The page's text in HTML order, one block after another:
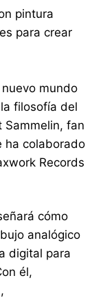
pintura
para crear
mundo
filosofía del
fan
ha colaborado
Records
cómo
analógico
digital para
él,